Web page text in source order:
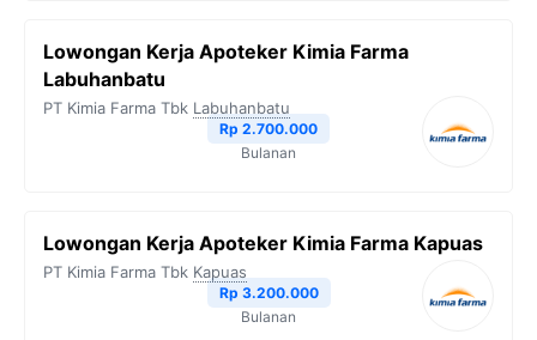
Lowongan Kerja Apoteker Kimia Farma
Labuhanbatu
PT Kimia Farma Tbk Labuhanbatu
Rp 2.700.000
Bulanan
Lowongan Kerja Apoteker Kimia Farma Kapuas
PT Kimia Farma Tbk Kapuas
Rp 3.200.000
Bulanan